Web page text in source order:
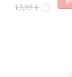
13,95 € ?